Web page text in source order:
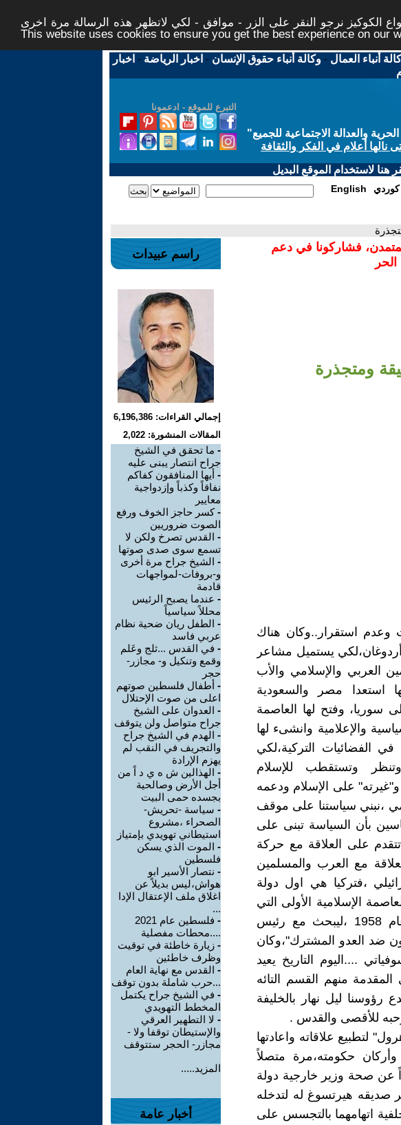
الكوكيز نرجو النقر على الزر - موافق - لكي لاتظهر هذه الرسالة مرة اخرى -
This website uses cookies to ensure you get the best experience on our
أنباء العمال -وكالة أنباء حقوق الإنسان - اخبار الرياضة - اخبار
التبرع للموقع - ادعمونا
والعدالة الاجتماعية للجميع"
أعلام في الفكر والثقافة
هنا لاستخدام الموقع البديل
English كوردي
فشاركونا في دعم
ومتجذرة
وعدم استقرار..وكان هناك
يستميل مشاعر
العربي والإسلامي والأب
استعدا مصر والسعودية
سوريا، وفتح لها العاصمة
والإعلامية وانشىء لها
الفضائيات التركية،لكي
وتستقطب للإسلام
و"غيرته" على الإسلام ودعمه
،نبني سياستنا على موقف
بأن السياسة تبنى على
تتقدم على العلاقة مع حركة
مع العرب والمسلمين
،فتركيا هي اول دولة
الإحتلال في آذار/1949،وهي العاصمة الإسلامية الأولى التي
استضافت رئيس وزراء الإحتلال أنذاك بن غورين عام 1958 ،ليبحث مع رئيس
ضد العدو المشترك"،وكان
....اليوم التاريخ يعيد
منهم القسم التائه
رؤوسنا ليل نهار بالخليفة
للأقصى والقدس .
لتطبيع علاقاته واعادتها
حكومته،مرة متصلاً
عن صحة وزير خارجية دولة
صديقه هيرتسوغ له لتدخله
اتهامهما بالتجسس على
راسم عبيدات
إجمالي القراءات: 6,196,386
المقالات المنشورة: 2,022
- ما تحقق في الشيخ
جراح انتصار يبنى عليه
- أيها المنافقون كفاكم
نفاقاً وكذباً وإزدواجية
معايير
-كسر حاجز الخوف ورفع
الصوت ضروريين
- القدس تصرخ ولكن لا
تسمع سوى صدى صوتها
- الشيخ جراح مرة أخرى
و-بروفات-لمواجهات
قادمة
- عندما يصبح الرئيس
محللاً سياسياً
- الطفل ريان ضحية نظام
عربي فاسد
- في القدس ...ثلج وعَلم
وقمع وتنكيل و- مجازر-
حجر
- أطفال فلسطين صوتهم
اعلى من صوت الإحتلال
- العدوان على الشيخ
جراح متواصل ولن يتوقف
- الهدم في الشيخ جراح
والتجريف في النقب لم
يهزم الإرادة
- الهذالين ش ه ي د اً من
أجل الأرض وصالحية
بجسده حمى البيت
- سياسة -تحريش-
الصحراء ،مشروع
استيطاني تهويدي بإمتياز
- الموت الذي يسكن
فلسطين
- نتصار الأسير ابو
هواش،ليس بديلاً عن
اغلاق ملف الإعتقال الإدا
...
-
فلسطين عام 2021
....محطات مفصلية
- زيارة خاطئة في توقيت
وظرف خاطئين
- القدس مع نهاية العام
...حرب شاملة بدون توقف
- في الشيخ جراح يكتمل
المخطط التهويدي
- لا التطهير العرقي
والإستيطان توقفا ولا -
مجازر- الحجر ستتوقف
المزيد.....
أخبار عامة